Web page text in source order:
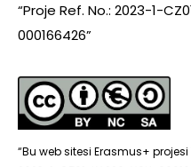
“Proje Ref. No.: 2023-1-
000166426”
“Bu web sitesi Erasmus+ projesi